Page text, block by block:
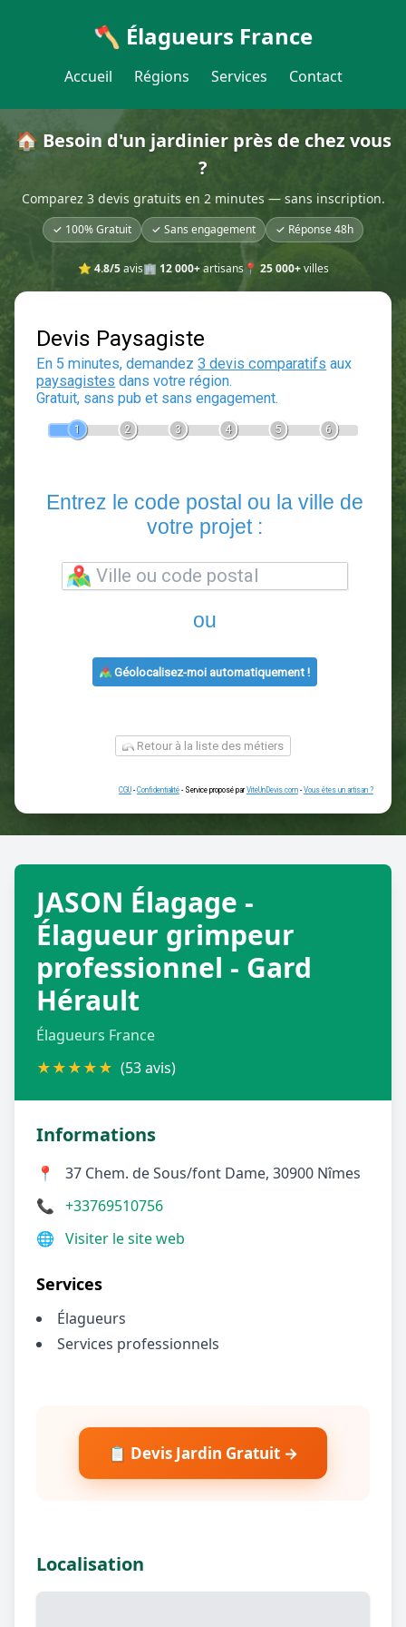
🪓 Élagueurs France
Accueil Régions Services Contact
🏠 Besoin d'un jardinier près de chez vous
?
Comparez 3 devis gratuits en 2 minutes — sans inscription.
✓ 100% Gratuit ✓ Sans engagement ✓ Réponse 48h
⭐ 4.8/5avis🏢 12 000+artisans📍 25 000+villes
Devis Paysagiste
En 5 minutes, demandez3 devis comparatifs
2 3
Entrez le code postal ou la
ou
Retour à la liste des métiers
CGU -Confidentialité - Service proposé parViteUnDevis.com
JASON Élagage -
Élagueur grimpeur
professionnel - Gard
Hérault
Élagueurs France
★★★★★ (53 avis)
Informations
📍
37 Chem. de Sous/font Dame, 30900 Nîmes
📞 +33769510756
🌐 Visiter le site web
Services
Élagueurs
Services professionnels
📋 Devis Jardin Gratuit →
Localisation